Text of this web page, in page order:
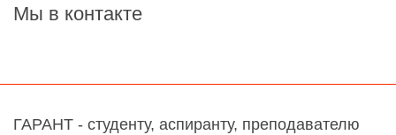
Мы в контакте
ГАРАНТ - студенту, аспиранту, преподавателю